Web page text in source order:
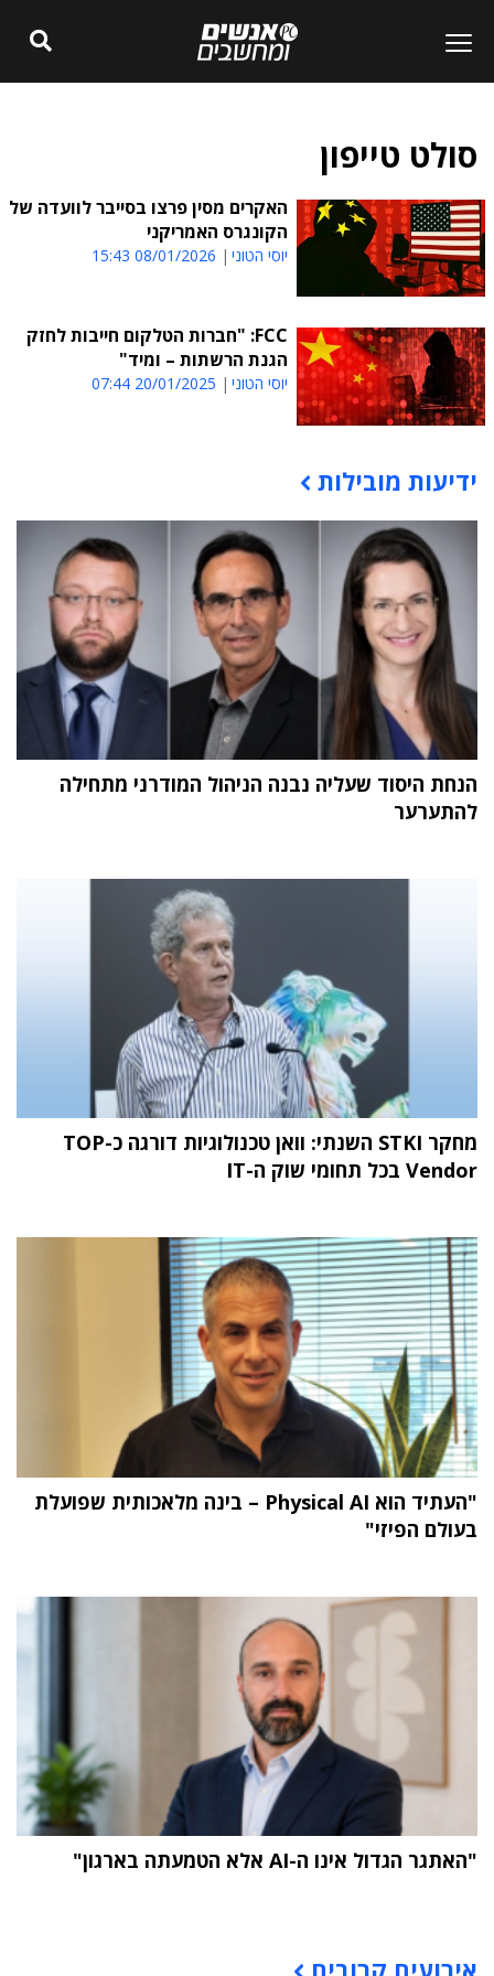
סולט טייפון
האקרים מסין פרצו בסייבר לוועדה של
הקונגרס האמריקני
יוסי הטוני 08/01/2026 15:43
FCC: "חברות הטלקום חייבות לחזק
הגנת הרשתות – ומיד"
יוסי הטוני 20/01/2025 07:44
תוכן פרסומי
ידיעות מובילות
הנחת היסוד שעליה נבנה הניהול המודרני מתחילה
להתערער
מחקר STKI השנתי: וואן טכנולוגיות דורגה כ-TOP
Vendor בכל תחומי שוק ה-IT
"העתיד הוא Physical AI – בינה מלאכותית שפועלת
בעולם הפיזי"
"האתגר הגדול אינו ה-AI אלא הטמעתה בארגון"
אירועים קרובים